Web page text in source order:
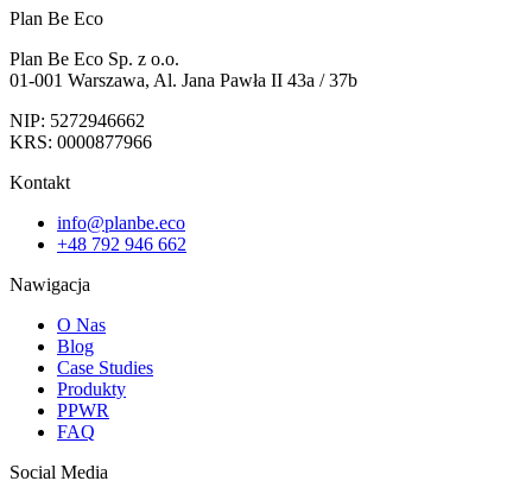
Plan Be Eco
Plan Be Eco Sp. z o.o.
01-001 Warszawa, Al. Jana Pawła II 43a / 37b
NIP: 5272946662
KRS: 0000877966
Kontakt
info@planbe.eco
+48 792 946 662
Nawigacja
O Nas
Blog
Case Studies
Produkty
PPWR
FAQ
Social Media